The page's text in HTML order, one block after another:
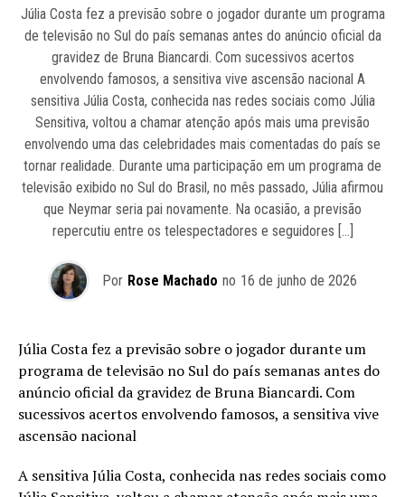
Júlia Costa fez a previsão sobre o jogador durante um programa
de televisão no Sul do país semanas antes do anúncio oficial da
gravidez de Bruna Biancardi. Com sucessivos acertos
envolvendo famosos, a sensitiva vive ascensão nacional A
sensitiva Júlia Costa, conhecida nas redes sociais como Júlia
Sensitiva, voltou a chamar atenção após mais uma previsão
envolvendo uma das celebridades mais comentadas do país se
tornar realidade. Durante uma participação em um programa de
televisão exibido no Sul do Brasil, no mês passado, Júlia afirmou
que Neymar seria pai novamente. Na ocasião, a previsão
repercutiu entre os telespectadores e seguidores […]
Por Rose Machado no 16 de junho de 2026
Júlia Costa fez a previsão sobre o jogador durante um
programa de televisão no Sul do país semanas antes do
anúncio oficial da gravidez de Bruna Biancardi. Com
sucessivos acertos envolvendo famosos, a sensitiva vive
ascensão nacional
A sensitiva Júlia Costa, conhecida nas redes sociais como